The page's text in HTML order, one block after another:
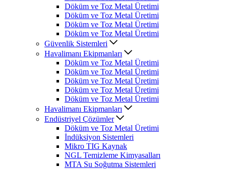
Döküm ve Toz Metal Üretimi
Döküm ve Toz Metal Üretimi
Döküm ve Toz Metal Üretimi
Döküm ve Toz Metal Üretimi
Güvenlik Sistemleri
Havalimanı Ekipmanları
Döküm ve Toz Metal Üretimi
Döküm ve Toz Metal Üretimi
Döküm ve Toz Metal Üretimi
Döküm ve Toz Metal Üretimi
Döküm ve Toz Metal Üretimi
Havalimanı Ekipmanları
Endüstriyel Çözümler
Döküm ve Toz Metal Üretimi
İndüksiyon Sistemleri
Mikro TIG Kaynak
NGL Temizleme Kimyasalları
MTA Su Soğutma Sistemleri